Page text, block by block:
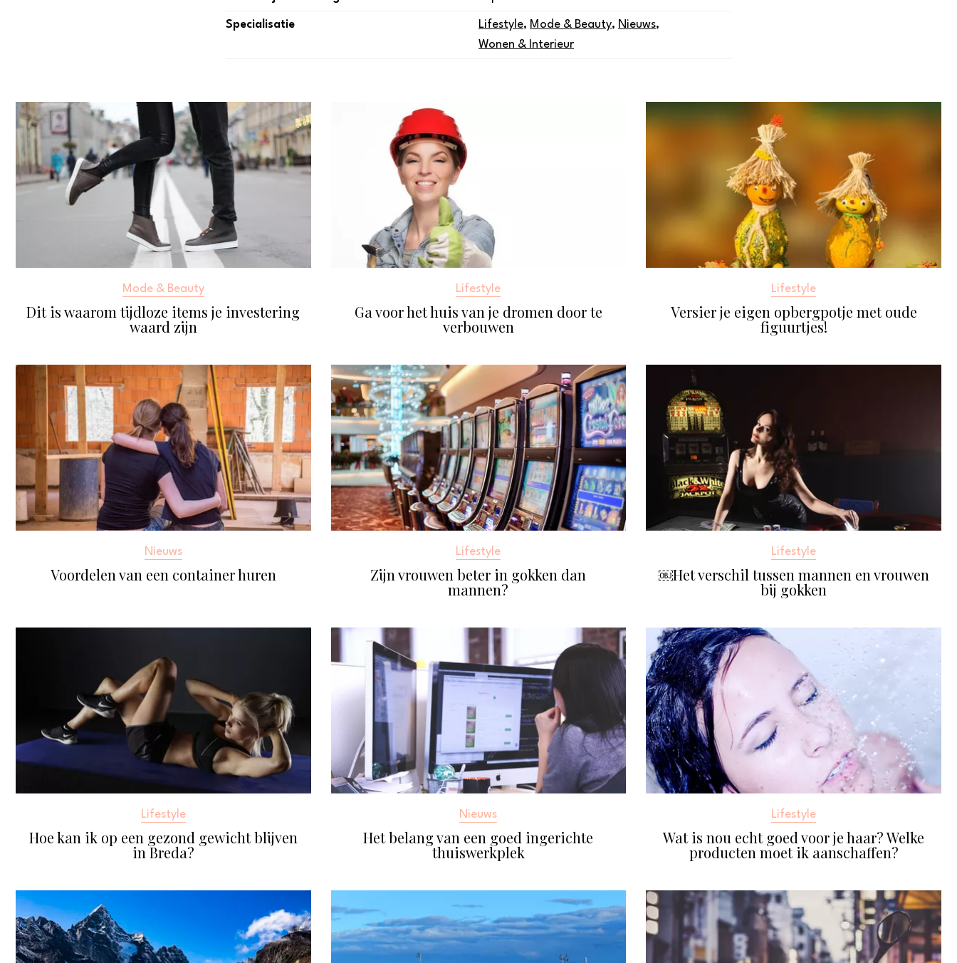
Specialisatie Lifestyle, Mode & Beauty, Nieuws,
Wonen & Interieur
Mode & Beauty
Dit is waarom tijdloze items je investering
waard zijn
Lifestyle
Ga voor het huis van je dromen door te
verbouwen
Lifestyle
Versier je eigen opbergpotje met oude
figuurtjes!
Nieuws
Voordelen van een container huren
Lifestyle
Zijn vrouwen beter in gokken dan
mannen?
Lifestyle
￼Het verschil tussen mannen en vrouwen
bij gokken
Lifestyle
Hoe kan ik op een gezond gewicht blijven
in Breda?
Nieuws
Het belang van een goed ingerichte
thuiswerkplek
Lifestyle
Wat is nou echt goed voor je haar? Welke
producten moet ik aanschaffen?